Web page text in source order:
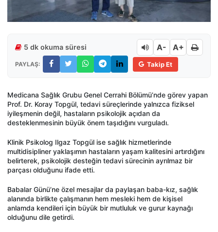
5 dk okuma süresi A- A+
PAYLAŞ: Takip Et
Medicana Sağlık Grubu Genel Cerrahi Bölümü’nde görev yapan
Prof. Dr. Koray Topgül, tedavi süreçlerinde yalnızca fiziksel
iyileşmenin değil, hastaların psikolojik açıdan da
desteklenmesinin büyük önem taşıdığını vurguladı.
Klinik Psikolog Ilgaz Topgül ise sağlık hizmetlerinde
multidisipliner yaklaşımın hastaların yaşam kalitesini artırdığını
belirterek, psikolojik desteğin tedavi sürecinin ayrılmaz bir
parçası olduğunu ifade etti.
Babalar Günü’ne özel mesajlar da paylaşan baba-kız, sağlık
alanında birlikte çalışmanın hem mesleki hem de kişisel
anlamda kendileri için büyük bir mutluluk ve gurur kaynağı
olduğunu dile getirdi.